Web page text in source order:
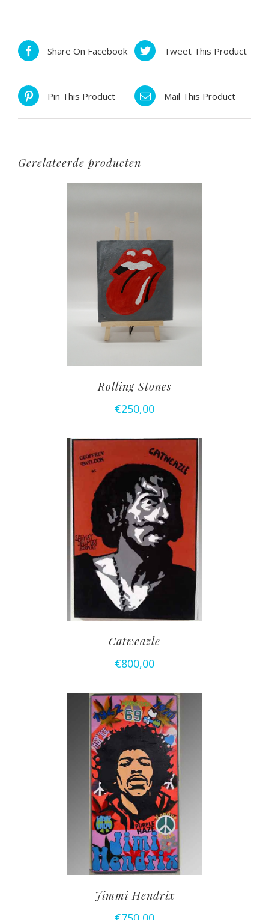
Share On Facebook Tweet This Product
Pin This Product Mail This Product
Gerelateerde producten
TOEVOEGEN AAN
Rolling Stones
€250,00
TOEVOEGEN AAN
WINKELWAGEN
Catweazle
€800,00
TOEVOEGEN AAN
WINKELWAGEN
Jimmi Hendrix